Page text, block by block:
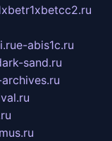
e-abis1c.ru
sand.ru